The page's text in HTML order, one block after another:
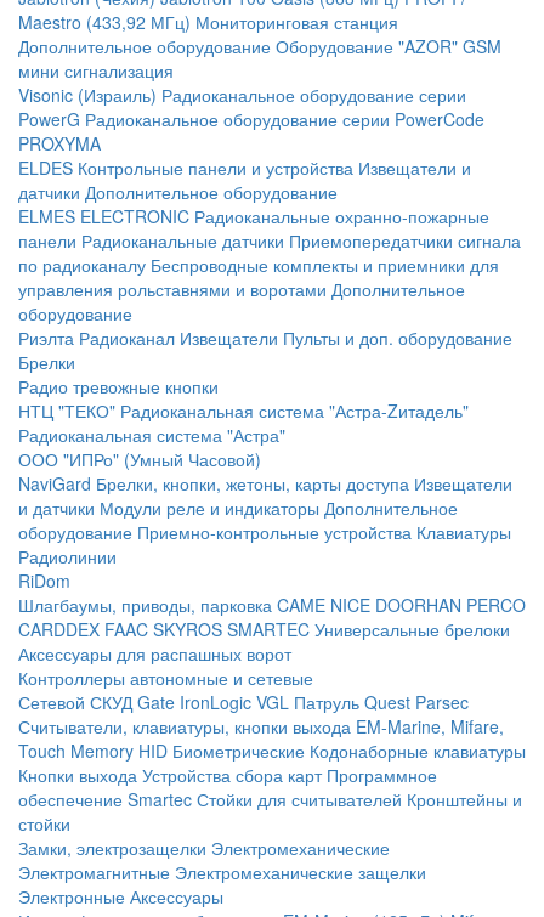
Maestro (433,92 МГц) Мониторинговая станция
Дополнительное оборудование Оборудование "AZOR" GSM
мини сигнализация
Visonic (Израиль) Радиоканальное оборудование серии
PowerG Радиоканальное оборудование серии PowerCode
PROXYMA
ELDES Контрольные панели и устройства Извещатели и
датчики Дополнительное оборудование
ELMES ELECTRONIC Радиоканальные охранно-пожарные
панели Радиоканальные датчики Приемопередатчики сигнала
по радиоканалу Беспроводные комплекты и приемники для
управления рольставнями и воротами Дополнительное
оборудование
Риэлта Радиоканал Извещатели Пульты и доп. оборудование
Брелки
Радио тревожные кнопки
НТЦ "ТЕКО" Радиоканальная система "Астра-Zитадель"
Радиоканальная система "Астра"
ООО "ИПРо" (Умный Часовой)
NaviGard Брелки, кнопки, жетоны, карты доступа Извещатели
и датчики Модули реле и индикаторы Дополнительное
оборудование Приемно-контрольные устройства Клавиатуры
Радиолинии
RiDom
Шлагбаумы, приводы, парковка CAME NICE DOORHAN PERCO
CARDDEX FAAC SKYROS SMARTEC Универсальные брелоки
Аксессуары для распашных ворот
Контроллеры автономные и сетевые
Сетевой СКУД Gate IronLogic VGL Патруль Quest Parsec
Считыватели, клавиатуры, кнопки выхода EM-Marine, Mifare,
Touch Memory HID Биометрические Кодонаборные клавиатуры
Кнопки выхода Устройства сбора карт Программное
обеспечение Smartec Стойки для считывателей Кронштейны и
стойки
Замки, электрозащелки Электромеханические
Электромагнитные Электромеханические защелки
Электронные Аксессуары